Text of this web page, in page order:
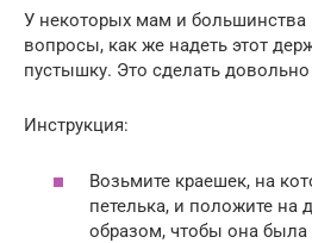
У некоторых мам и большинства
вопросы, как же надеть этот
пустышку. Это сделать довольно
Инструкция:
Возьмите краешек, на
петелька, и положите на
образом, чтобы она была